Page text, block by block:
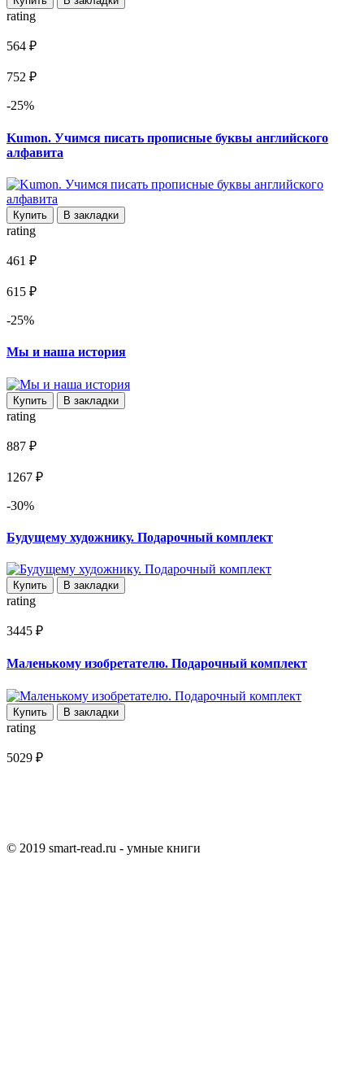
rating
564 ₽
752 ₽
-25%
Kumon. Учимся писать прописные буквы английского
алфавита
Купить В закладки
rating
461 ₽
615 ₽
-25%
Мы и наша история
Купить В закладки
rating
887 ₽
1267 ₽
-30%
Будущему художнику. Подарочный комплект
Купить В закладки
rating
3445 ₽
Маленькому изобретателю. Подарочный комплект
Купить В закладки
rating
5029 ₽
© 2019 smart-read.ru - умные книги